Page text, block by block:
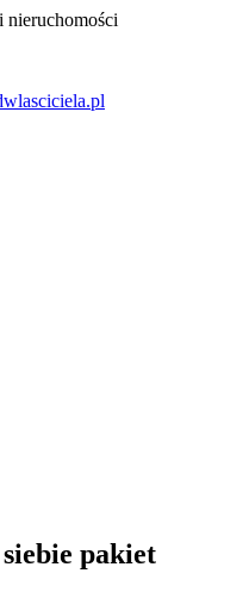
nieruchomości
pakiet